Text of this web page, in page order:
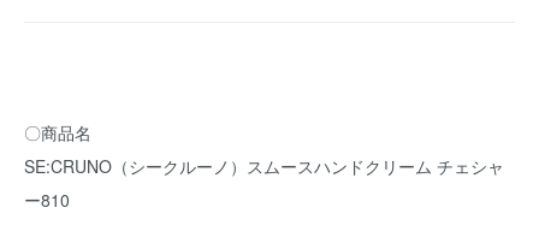
〇商品名
SE:CRUNO（シークルーノ）スムースハンドクリーム チェシャ
ー810